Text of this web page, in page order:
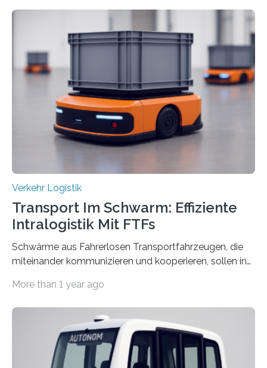
an der Achse Kettenhofweg/Robert-Mayer-Straße
durch. Wie diese angenommen werden und was sie
bewirken, haben Forscher*innen der Frankfurt University
of Applied Sciences (Frankfurt UAS) untersucht und
ziehen insgesamt eine positive Bilanz. Gemeinsam mit
Vertreter*innen der Stadt Frankfurt stellten sie am 15.
Mai 2025…
Verkehr Logistik
Transport Im Schwarm: Effiziente
Intralogistik Mit FTFs
Schwärme aus Fahrerlosen Transportfahrzeugen, die
miteinander kommunizieren und kooperieren, sollen in
An dieser innovativen Idee arbeiten Forschende aus
das Fraunhofer Institut für Integrierte Schaltungen IIS
die kommunikationstechnische Umsetzung erforscht,
untersucht das IPH – Institut für Integrierte Produktion
Hannover gGmbH anhand von
More than 1 year ago